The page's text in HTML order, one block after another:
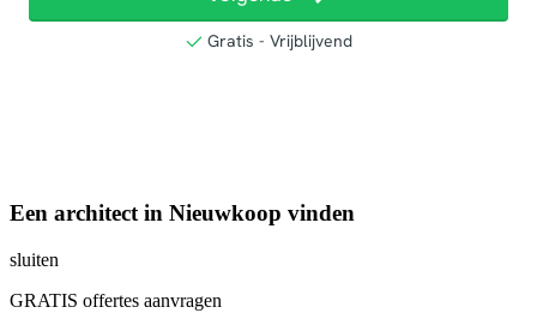
Een architect in Nieuwkoop vinden
sluiten
GRATIS offertes aanvragen